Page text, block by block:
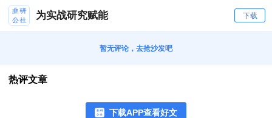
为实战研究赋能 下载
暂无评论，去抢沙发吧
热评文章
下载APP查看好文